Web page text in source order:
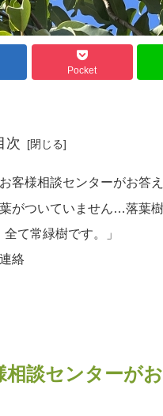
Pocket
次
客様相談センターがお答え
がついていません…落葉樹
て常緑樹です。」
絡
談センターがお